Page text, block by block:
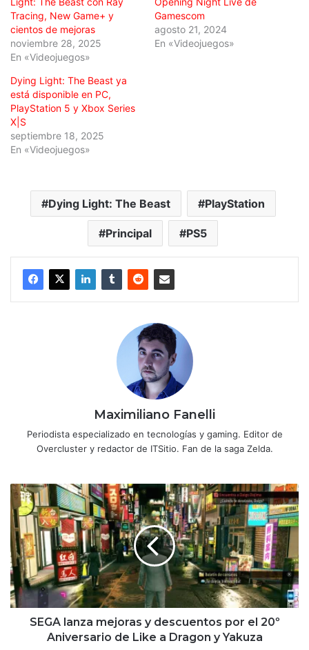
Tracing, New Game+ y
cientos de mejoras
noviembre 28, 2025
En «Videojuegos»
Gamescom
agosto 21, 2024
En «Videojuegos»
Dying Light: The Beast ya
está disponible en PC,
PlayStation 5 y Xbox Series
X|S
septiembre 18, 2025
En «Videojuegos»
Dying Light: The Beast PlayStation
Principal PS5
Maximiliano Fanelli
Periodista especializado en tecnologías y gaming. Editor de
Overcluster y redactor de ITSitio. Fan de la saga Zelda.
SEGA
lanza
mejoras
y
descuentos
por
el
20º
Aniversario
SEGA lanza mejoras y descuentos por el 20º
Aniversario de Like a Dragon y Yakuza